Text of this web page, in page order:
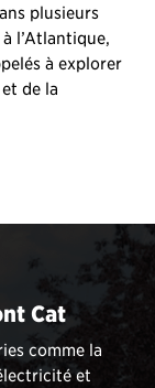
plusieurs
l’Atlantique,
à explorer
de la
Cat
comme la
et